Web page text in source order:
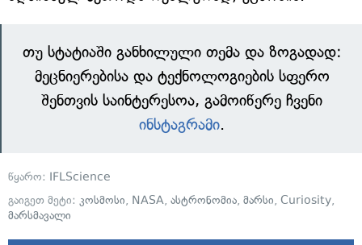
თუ სტატიაში განხილული თემა და ზოგადად:
მეცნიერებისა და ტექნოლოგიების სფერო
შენთვის საინტერესოა, გამოიწერე ჩვენი
ინსტაგრამი.
წყარო: IFLScience
გაიგეთ მეტი: კოსმოსი, NASA, ასტრონომია, მარსი, Curiosity,
მარსმავალი